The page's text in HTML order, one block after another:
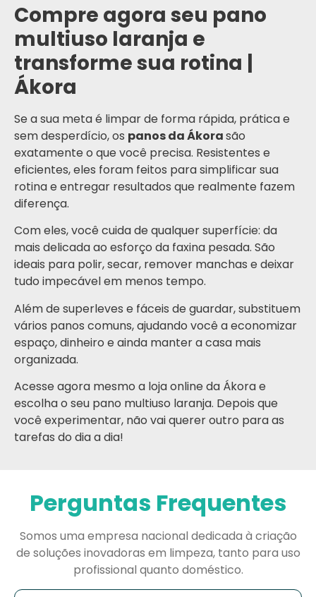
Compre agora seu pano
multiuso laranja e
transforme sua rotina |
Ákora
Se a sua meta é limpar de forma rápida, prática e
sem desperdício, os panos da Ákorasão
exatamente o que você precisa. Resistentes e
eficientes, eles foram feitos para simplificar sua
rotina e entregar resultados que realmente fazem
diferença.
Com eles, você cuida de qualquer superfície: da
mais delicada ao esforço da faxina pesada. São
ideais para polir, secar, remover manchas e deixar
tudo impecável em menos tempo.
Além de superleves e fáceis de guardar, substituem
vários panos comuns, ajudando você a economizar
espaço, dinheiro e ainda manter a casa mais
organizada.
Acesse agora mesmo a loja online da Ákora e
escolha o seu pano multiuso laranja. Depois que
você experimentar, não vai querer outro para as
tarefas do dia a dia!
Perguntas Frequentes
Somos uma empresa nacional dedicada à criação
de soluções inovadoras em limpeza, tanto para uso
profissional quanto doméstico.